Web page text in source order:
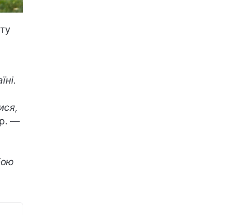
—